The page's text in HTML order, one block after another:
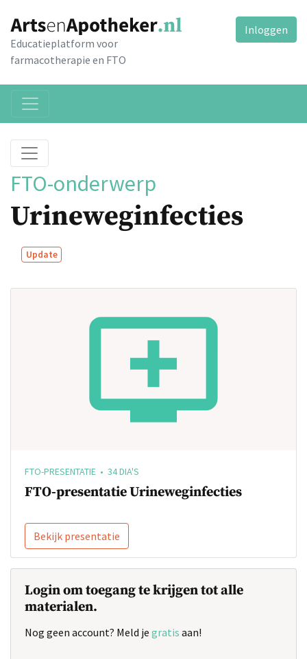
Educatieplatform voor
farmacotherapie en FTO
Inloggen
FTO-onderwerp
Urineweginfecties
Update
FTO-PRESENTATIE • 34 DIA'S
FTO-presentatie Urineweginfecties
Bekijk presentatie
Login om toegang te krijgen tot alle
materialen.
Nog geen account? Meld je gratis aan!